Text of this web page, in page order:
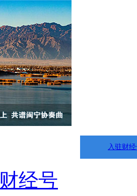
入驻财
财经号